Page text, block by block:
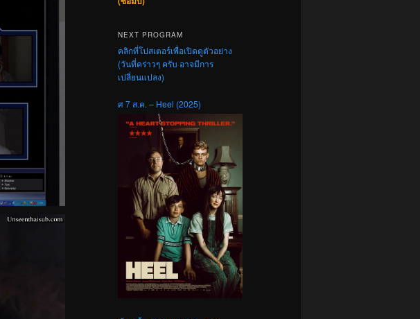
NEXT PROGRAM
คลิกที่โปสเตอร์เพื่อเปิดดูตัวอย่าง
(วันที่คร่าวๆ ครับ อาจมีการ
เปลี่ยนแปลง)
ศ 7 ส.ค. – Heel (2025)